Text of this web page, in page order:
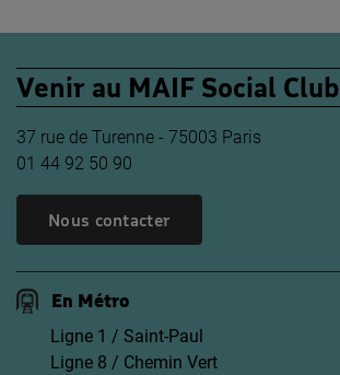
Venir au MAIF Social Club
37 rue de Turenne - 75003 Paris
01 44 92 50 90
Nous contacter
En Métro
Ligne 1 / Saint-Paul
Ligne 8 / Chemin Vert